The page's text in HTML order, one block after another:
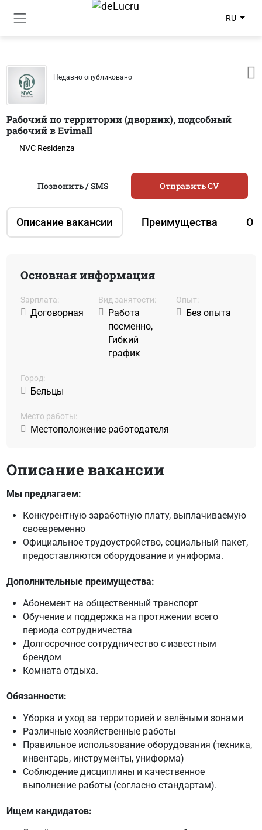
RU
Недавно опубликовано
Рабочий по территории (дворник), подсобный
рабочий в Evimall
NVC Residenza
Описание вакансии Преимущества О
Позвонить / SMS Отправить CV
Основная информация
Зарплата:
Договорная
Вид занятости:
Работа
посменно,
Гибкий
график
Oпыт:
Без опыта
Город:
Бельцы
Место работы:
Местоположение работодателя
Описание вакансии
Мы предлагаем:
Конкурентную заработную плату, выплачиваемую
своевременно
Официальное трудоустройство, социальный пакет,
предоставляются оборудование и униформа.
Дополнительные преимущества:
Абонемент на общественный транспорт
Обучение и поддержка на протяжении всего
периода сотрудничества
Долгосрочное сотрудничество с известным
брендом
Комната отдыха.
Обязанности:
Уборка и уход за территорией и зелёными зонами
Различные хозяйственные работы
Правильное использование оборудования (техника,
инвентарь, инструменты, униформа)
Соблюдение дисциплины и качественное
выполнение работы (согласно стандартам).
Ищем кандидатов: